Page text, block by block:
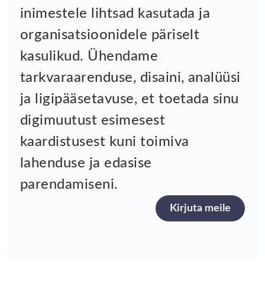
inimestele lihtsad kasutada ja
organisatsioonidele päriselt
kasulikud. Ühendame
tarkvaraarenduse, disaini, analüüsi
ja ligipääsetavuse, et toetada sinu
digimuutust esimesest
kaardistusest kuni toimiva
lahenduse ja edasise
parendamiseni.
Kirjuta meile